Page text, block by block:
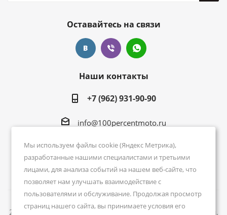
Оставайтесь на связи
Наши контакты
+7 (962) 931-90-90
info@100percentmoto.ru
Москва, м. Авиамоторная, ул. 5-я Кабельная, 2
ТРК Спортех. 1 этаж
2026 © Магазин мотоэкипировки. Мотозащита, шлемы,
Мы используем файлы cookie (Яндекс Метрика),
разработанные нашими специалистами и третьими
лицами, для анализа событий на нашем веб-сайте, что
позволяет нам улучшать взаимодействие с
пользователями и обслуживание. Продолжая просмотр
страниц нашего сайта, вы принимаете условия его